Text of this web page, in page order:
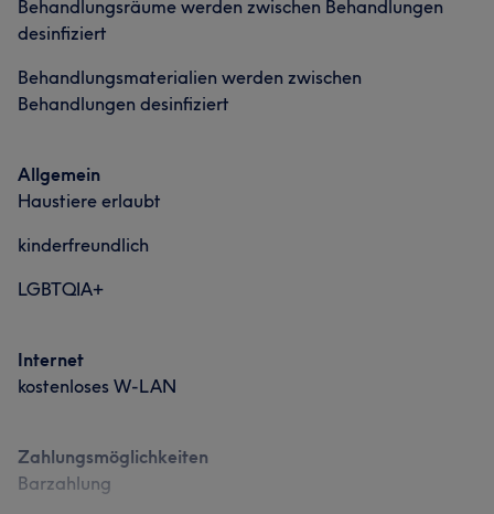
Behandlungsräume werden zwischen Behandlungen
desinfiziert
Behandlungsmaterialien werden zwischen
Behandlungen desinfiziert
Allgemein
Haustiere erlaubt
kinderfreundlich
LGBTQIA+
Internet
kostenloses W-LAN
Zahlungsmöglichkeiten
Barzahlung